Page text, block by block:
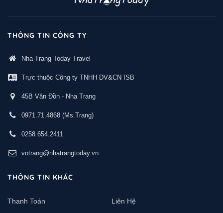
THÔNG TIN CÔNG TY
Nha Trang Today Travel
Trực thuộc Công ty TNHH DV&CN ISB
45B Vân Đồn - Nha Trang
0971.71.4868 (Ms.Trang)
0258.654.2411
votrang@nhatrangtoday.vn
THÔNG TIN KHÁC
Thanh Toán Liên Hệ